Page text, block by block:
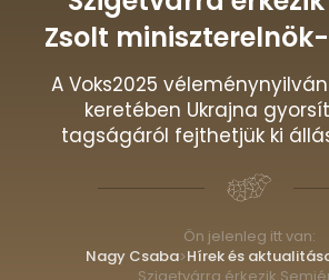
Zsolt
A Voks2025
keretében Ukrajna
tagságáról fejthetjük ki
Ön jelenleg itt van:
Nagy Csaba>Hírek és